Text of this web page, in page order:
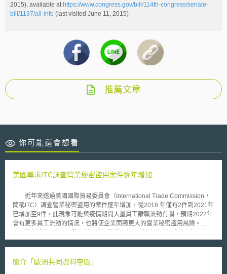
2015), available athttps://www.congress.gov/bill/114th-congress/senate-
bill/1137/all-info (last visited June 11, 2015)
推薦文章
你可能還會想看
美國尋求ITC調查營業秘密盜用案件逐年增加
近年來透過美國國際貿易委員會（International Trade Commission，
簡稱ITC）調查營業秘密盜用的案件逐年增加，從2018 年僅有2件到2021年
已增加至9件，此現象可能與疫情期間大量員工離職流動有關，預期2022年
會有更多員工流動的情況，也將使企業面臨更大的營業秘密盜用風險。
「不公平行為」也有管轄權。尋求ITC營業秘密盜用調查和傳統聯邦或州法
為、(2) ITC調查時間短，平均在15-18個月會做出處置、(3) 向ITC尋求救濟
簡介「歐洲共同資料空間」